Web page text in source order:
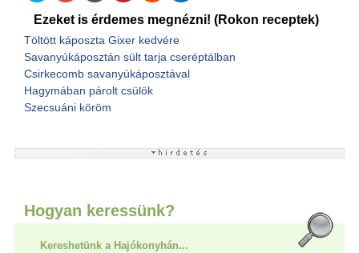
Ezeket is érdemes megnézni! (Rokon receptek)
Töltött káposzta Gixer kedvére
Savanyúkáposztán sült tarja cseréptálban
Csirkecomb savanyúkáposztával
Hagymában párolt csülök
Szecsuáni köröm
Hogyan keressünk?
Kereshetünk a Hajókonyhán...